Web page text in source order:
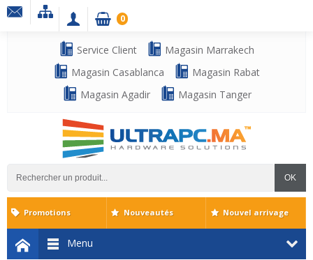
Service Client
Magasin Marrakech
Magasin Casablanca
Magasin Rabat
Magasin Agadir
Magasin Tanger
OK
0
Menu
Promotions Nouveautés Nouvel arrivage